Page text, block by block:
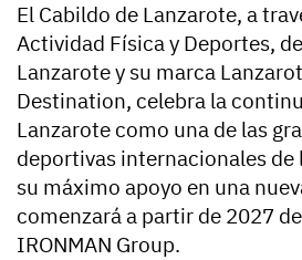
El Cabildo de Lanzarote, a
Actividad Física y Deportes,
Lanzarote y su marca
Destination, celebra la
Lanzarote como una de las
deportivas internacionales de
su máximo apoyo en una
comenzará a partir de 2027
IRONMAN Group.